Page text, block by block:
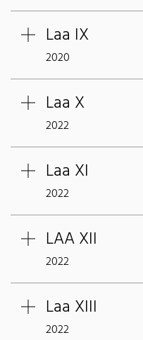
Laa IX
2020
Laa X
2022
Laa XI
2022
LAA XII
2022
Laa XIII
2022